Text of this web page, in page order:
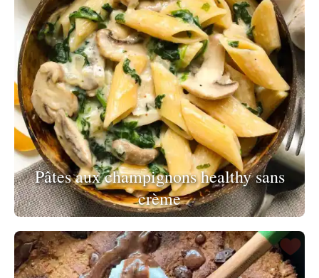
Pâtes aux champignons healthy sans
crème